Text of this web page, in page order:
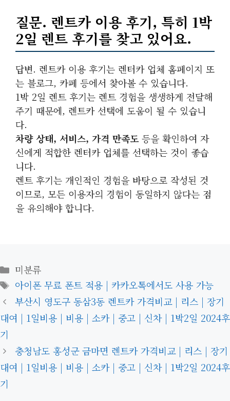
질문. 렌트카 이용 후기, 특히 1박
2일 렌트 후기를 찾고 있어요.
답변. 렌트카 이용 후기는 렌터카 업체 홈페이지 또
는 블로그, 카페 등에서 찾아볼 수 있습니다.
1박 2일 렌트 후기는 렌트 경험을 생생하게 전달해
주기 때문에, 렌트카 선택에 도움이 될 수 있습니
다.
차량 상태, 서비스, 가격 만족도등을 확인하여 자
신에게 적합한 렌터카 업체를 선택하는 것이 좋습
니다.
렌트 후기는 개인적인 경험을 바탕으로 작성된 것
이므로, 모든 이용자의 경험이 동일하지 않다는 점
을 유의해야 합니다.
카
테
고
리
미분류
태
그
아이폰 무료 폰트 적용 | 카카오톡에서도 사용 가능
부산시 영도구 동삼3동 렌트카 가격비교 | 리스 | 장기
대여 | 1일비용 | 비용 | 소카 | 중고 | 신차 | 1박2일 2024후
기
충청남도 홍성군 금마면 렌트카 가격비교 | 리스 | 장기
대여 | 1일비용 | 비용 | 소카 | 중고 | 신차 | 1박2일 2024후
기